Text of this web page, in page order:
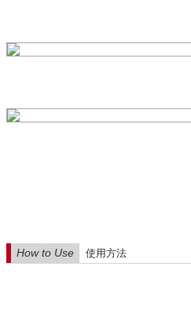
How to Use 使用方法